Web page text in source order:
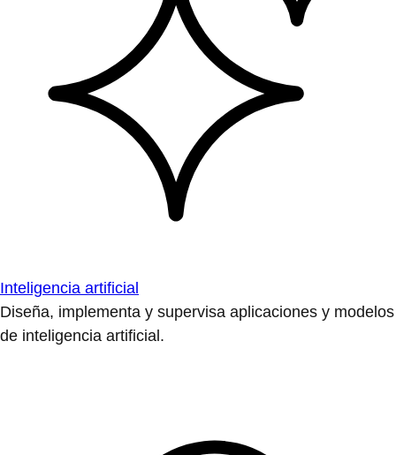
Inteligencia artificial
Diseña, implementa y supervisa aplicaciones y modelos
de inteligencia artificial.